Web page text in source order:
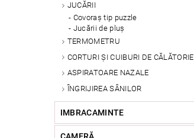
JUCĂRII
Covoraș tip puzzle
Jucării de pluș
TERMOMETRU
CORTURI ȘI CUIBURI DE CĂLĂTORIE
ASPIRATOARE NAZALE
ÎNGRIJIREA SÂNILOR
IMBRACAMINTE